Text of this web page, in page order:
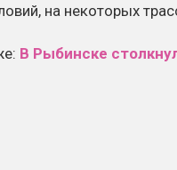
на некоторых
В Рыбинске